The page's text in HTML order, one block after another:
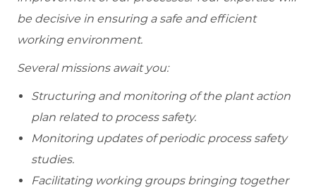
be decisive in ensuring a safe and efficient
working environment.
Several missions await you:
Structuring and monitoring of the plant action
plan related to process safety.
Monitoring updates of periodic process safety
studies.
Facilitating working groups bringing together